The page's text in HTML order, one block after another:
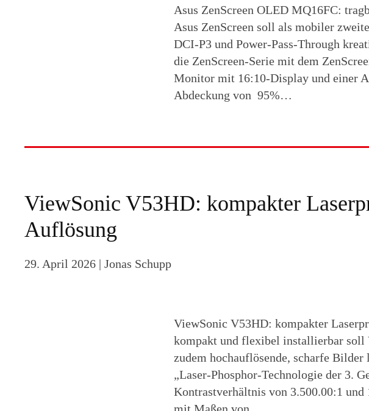
Asus ZenScreen OLED MQ16FC:
Asus ZenScreen soll als mobiler
DCI-P3 und Power-Pass-Through
die ZenScreen-Serie mit dem
Monitor mit 16:10-Display und einer
Abdeckung von 95%…
ViewSonic V53HD: kompakter
Auflösung
29. April 2026 | Jonas Schupp
ViewSonic V53HD: kompakter
kompakt und flexibel installierbar soll
zudem hochauflösende, scharfe
„Laser-Phosphor-Technologie der 3.
Kontrastverhältnis von 3.500.00:1